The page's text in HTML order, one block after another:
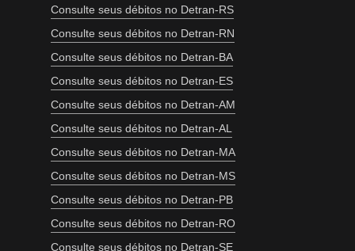
Consulte seus débitos no Detran-RS
Consulte seus débitos no Detran-RN
Consulte seus débitos no Detran-BA
Consulte seus débitos no Detran-ES
Consulte seus débitos no Detran-AM
Consulte seus débitos no Detran-AL
Consulte seus débitos no Detran-MA
Consulte seus débitos no Detran-MS
Consulte seus débitos no Detran-PB
Consulte seus débitos no Detran-RO
Consulte seus débitos no Detran-SE